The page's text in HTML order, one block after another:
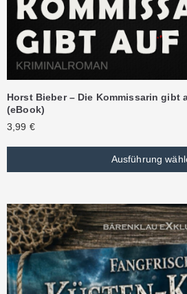
Horst Bieber – Die Kommissarin gibt
(eBook)
3,99 €
Ausführung